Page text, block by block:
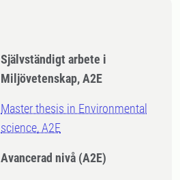
Självständigt arbete i
Miljövetenskap, A2E
Master thesis in Environmental
science, A2E
Avancerad nivå (A2E)